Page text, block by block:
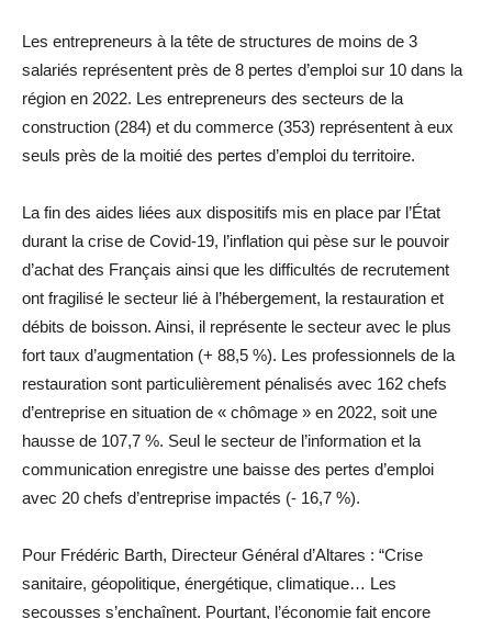
Les entrepreneurs à la tête de structures de moins de 3
salariés représentent près de 8 pertes d’emploi sur 10 dans la
région en 2022. Les entrepreneurs des secteurs de la
construction (284) et du commerce (353) représentent à eux
seuls près de la moitié des pertes d’emploi du territoire.
La fin des aides liées aux dispositifs mis en place par l’État
durant la crise de Covid-19, l’inflation qui pèse sur le pouvoir
d’achat des Français ainsi que les difficultés de recrutement
ont fragilisé le secteur lié à l’hébergement, la restauration et
débits de boisson. Ainsi, il représente le secteur avec le plus
fort taux d’augmentation (+ 88,5 %). Les professionnels de la
restauration sont particulièrement pénalisés avec 162 chefs
d’entreprise en situation de « chômage » en 2022, soit une
hausse de 107,7 %. Seul le secteur de l’information et la
communication enregistre une baisse des pertes d’emploi
avec 20 chefs d’entreprise impactés (- 16,7 %).
Pour Frédéric Barth, Directeur Général d’Altares : “Crise
sanitaire, géopolitique, énergétique, climatique… Les
secousses s’enchaînent. Pourtant, l’économie fait encore